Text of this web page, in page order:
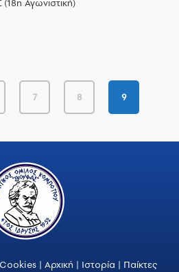
Αγωνιστική)
7 8 9
Cookies | Αρχική | Ιστορία | Παίκτες